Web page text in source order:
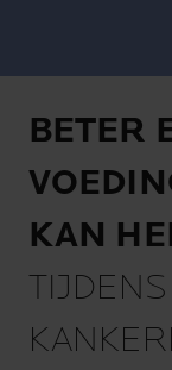
BETER
KAN